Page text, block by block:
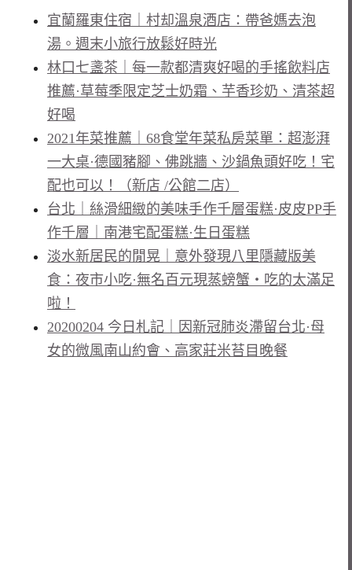
宜蘭羅東住宿｜村却溫泉酒店：帶爸媽去泡
湯。週末小旅行放鬆好時光
林口七盞茶｜每一款都清爽好喝的手搖飲料店
推薦·草莓季限定芝士奶霜、芋香珍奶、清茶超
好喝
2021年菜推薦｜68食堂年菜私房菜單：超澎湃
一大桌·德國豬腳、佛跳牆、沙鍋魚頭好吃！宅
配也可以！（新店 /公館二店）
台北｜絲滑細緻的美味手作千層蛋糕·皮皮PP手
作千層｜南港宅配蛋糕·生日蛋糕
淡水新居民的閒晃｜意外發現八里隱藏版美
食：夜市小吃·無名百元現蒸螃蟹・吃的太滿足
啦！
20200204 今日札記｜因新冠肺炎滯留台北·母
女的微風南山約會、高家莊米苔目晚餐